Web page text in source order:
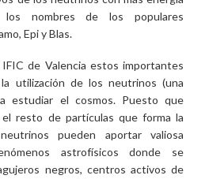
los nombres de los populares
Epi y Blas.
de Valencia estos importantes
utilización de los neutrinos (una
estudiar el cosmos. Puesto que
resto de partículas que forma la
pueden aportar valiosa
astrofísicos donde se
negros, centros activos de